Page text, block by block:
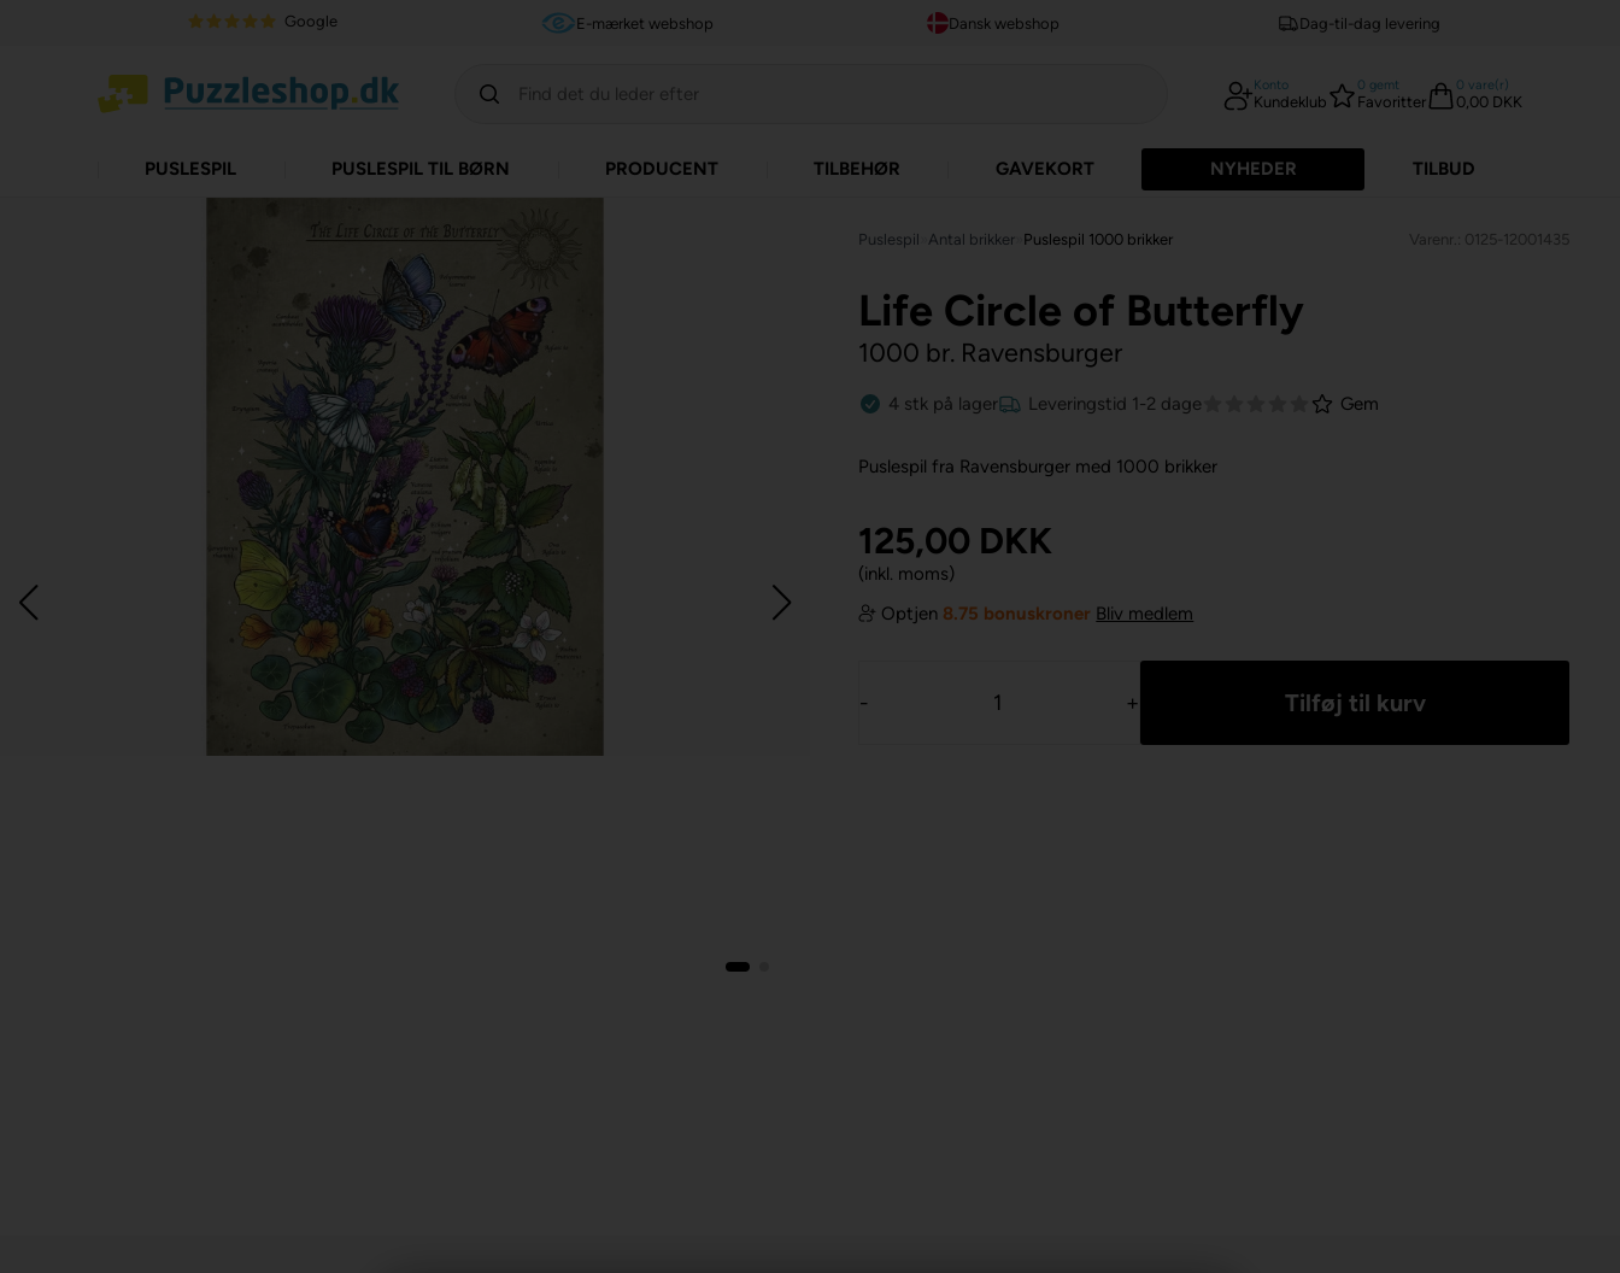
Google E-mærket webshop Dansk webshop Dag-til-dag levering
Konto
Kundeklub
0 gemt
Favoritter
0 vare(r)
0,00 DKK
PUSLESPIL PUSLESPIL TIL BØRN PRODUCENT TILBEHØR GAVEKORT NYHEDER TILBUD
Puslespil Antal brikker Puslespil 1000 brikker Varenr.: 0125-12001435
Life Circle of Butterfly
1000 br. Ravensburger
4 stk på lager Leveringstid 1-2 dage Gem
Puslespil fra Ravensburger med 1000 brikker
125,00 DKK
(inkl. moms)
Optjen 8.75 bonuskroner Bliv medlem
- +